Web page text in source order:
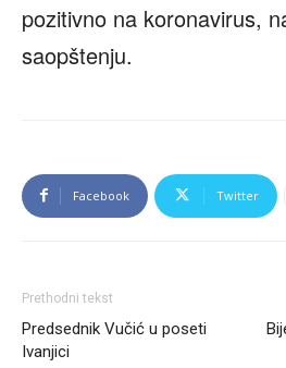
pozitivno na koronavirus,
saopštenju.
Facebook Twitter
Prethodni tekst
Predsednik Vučić u poseti
Ivanjici